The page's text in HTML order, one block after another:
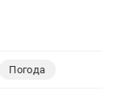
Погода